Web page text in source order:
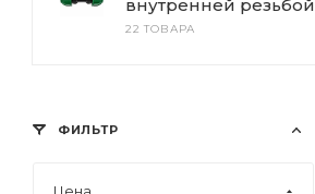
внутренней резьбой
22 ТОВАРА
ФИЛЬТР